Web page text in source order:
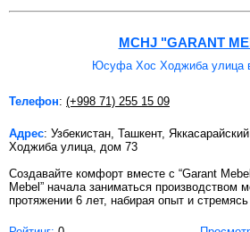
MCHJ "GARANT
Юсуфа Хос Ходжиба улица
Телефон: (+998 71) 255 15 09
Адрес: Узбекистан, Ташкент,
Ходжиба улица, дом 73
Создавайте комфорт вместе с “Garant
Mebel” начала заниматься производством
протяжении 6 лет, набирая опыт и стремясь